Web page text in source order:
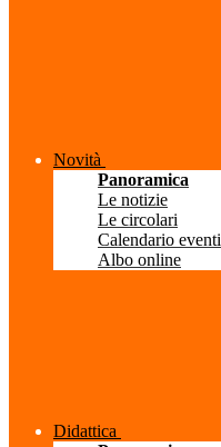
Novità
Panoramica
Le notizie
Le circolari
Calendario eventi
Albo online
Didattica